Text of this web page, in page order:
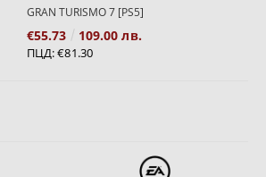
GRAN TURISMO 7 [PS5]
€55.73 109.00 лв.
ПЦД:€81.30